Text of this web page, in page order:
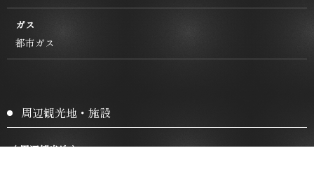
ガス
都市ガス
周辺観光地・施設
〈 周辺観光地 〉